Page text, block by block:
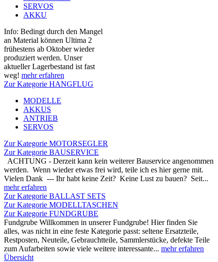
SERVOS
AKKU
Info: Bedingt durch den Mangel
an Material können Ultima 2
frühestens ab Oktober wieder
produziert werden. Unser
aktueller Lagerbestand ist fast
weg! mehr erfahren
Zur Kategorie HANGFLUG
MODELLE
AKKUS
ANTRIEB
SERVOS
Zur Kategorie MOTORSEGLER
Zur Kategorie BAUSERVICE
ACHTUNG - Derzeit kann kein weiterer Bauservice angenommen
werden. Wenn wieder etwas frei wird, teile ich es hier gerne mit.
Vielen Dank --- Ihr habt keine Zeit? Keine Lust zu bauen? Seit...
mehr erfahren
Zur Kategorie BALLAST SETS
Zur Kategorie MODELLTASCHEN
Zur Kategorie FUNDGRUBE
Fundgrube Willkommen in unserer Fundgrube! Hier finden Sie
alles, was nicht in eine feste Kategorie passt: seltene Ersatzteile,
Restposten, Neuteile, Gebrauchtteile, Sammlerstücke, defekte Teile
zum Aufarbeiten sowie viele weitere interessante... mehr erfahren
Übersicht